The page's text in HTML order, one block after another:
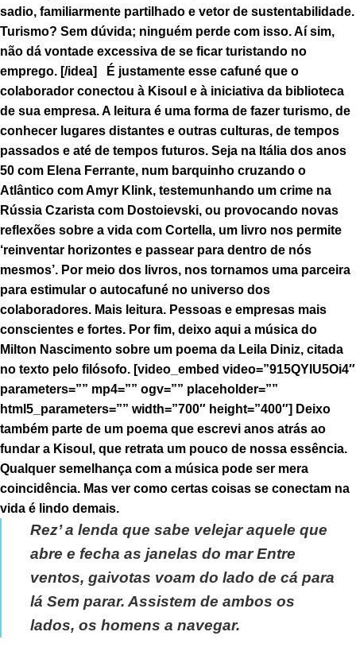
sadio, familiarmente partilhado e vetor de sustentabilidade.
Turismo? Sem dúvida; ninguém perde com isso. Aí sim,
não dá vontade excessiva de se ficar turistando no
emprego. [/idea] É justamente esse cafuné que o
colaborador conectou à Kisoul e à iniciativa da biblioteca
de sua empresa. A leitura é uma forma de fazer turismo, de
conhecer lugares distantes e outras culturas, de tempos
passados e até de tempos futuros. Seja na Itália dos anos
50 com Elena Ferrante, num barquinho cruzando o
Atlântico com Amyr Klink, testemunhando um crime na
Rússia Czarista com Dostoievski, ou provocando novas
reflexões sobre a vida com Cortella, um livro nos permite
‘reinventar horizontes e passear para dentro de nós
mesmos’. Por meio dos livros, nos tornamos uma parceira
para estimular o autocafuné no universo dos
colaboradores. Mais leitura. Pessoas e empresas mais
conscientes e fortes. Por fim, deixo aqui a música do
Milton Nascimento sobre um poema da Leila Diniz, citada
no texto pelo filósofo. [video_embed video=”915QYlU5Oi4″
parameters=”” mp4=”” ogv=”” placeholder=””
html5_parameters=”” width=”700″ height=”400″] Deixo
também parte de um poema que escrevi anos atrás ao
fundar a Kisoul, que retrata um pouco de nossa essência.
Qualquer semelhança com a música pode ser mera
coincidência. Mas ver como certas coisas se conectam na
vida é lindo demais.
Rez’ a lenda que sabe velejar aquele que
abre e fecha as janelas do mar Entre
ventos, gaivotas voam do lado de cá para
lá Sem parar. Assistem de ambos os
lados, os homens a navegar.